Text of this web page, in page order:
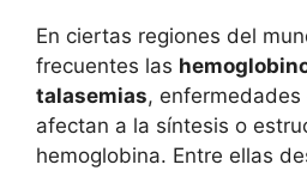
En ciertas regiones del
frecuentes las
talasemias, enfermedades
afectan a la síntesis o
hemoglobina. Entre ellas